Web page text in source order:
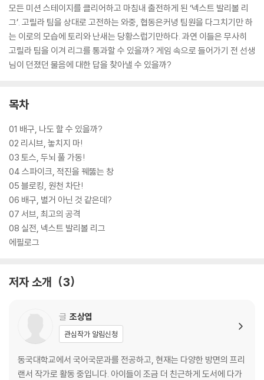
모든 미션 스테이지를 클리어하고 마침내 출전하게 된 ‘넥스트 발리볼 리
그’. 고릴라 팀을 상대로 고전하는 와중, 협동은커녕 팀원을 다그치기만 하
는 이로의 모습에 토리와 난새는 당황스럽기만하다. 과연 이들은 무사히
고릴라 팀을 이겨 리그를 통과할 수 있을까? 게임 속으로 들어가기 전 선생
님이 던졌던 물음에 대한 답을 찾아낼 수 있을까?
목차
01 배구, 나도 할 수 있을까?
02 리시브, 놓치지 마!
03 토스, 두뇌 풀 가동!
04 스파이크, 적진을 꿰뚫는 창
05 블로킹, 원천 차단!
06 배구, 별거 아닌 것 같은데?
07 서브, 최고의 공격
08 실전, 넥스트 발리볼 리그
에필로그
저자 소개 3
글 조상엽
관심작가 알림신청
동국대학교에서 국어국문과를 전공하고, 현재는 다양한 방면의 프리
랜서 작가로 활동 중입니다. 아이들이 조금 더 친근하게 도서에 다가